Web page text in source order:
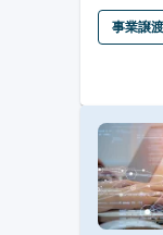
事業譲渡